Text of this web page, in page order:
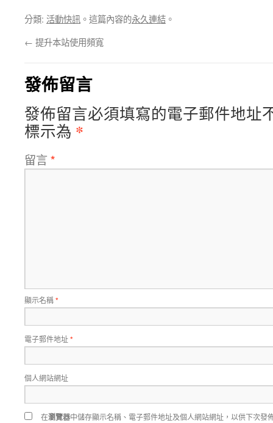
分類: 活動快訊 。這篇內容的永久連結 。
← 提升本站使用頻寬
發佈留言
發佈留言必須填寫的電子郵件地址
標示為 *
留言 *
顯示名稱*
電子郵件地址*
個人網站網址
在瀏覽器中儲存顯示名稱、電子郵件地址及個人網站網址，以供下次發